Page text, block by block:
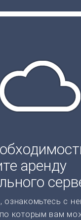
аренду
ознакомьтесь с
которым вам